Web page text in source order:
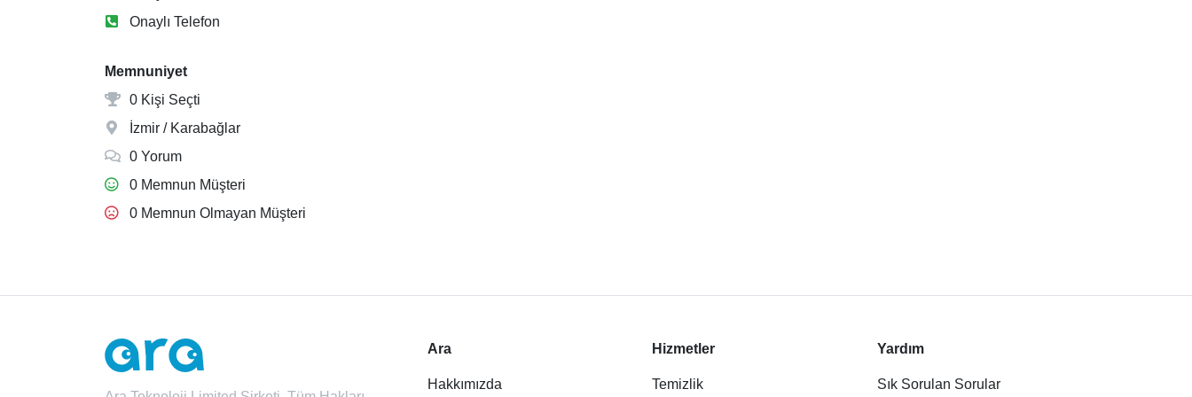
Onaylı Telefon
Memnuniyet
0 Kişi Seçti
İzmir / Karabağlar
0 Yorum
0 Memnun Müşteri
0 Memnun Olmayan Müşteri
Ara
Hakkımızda
Hizmetler
Temizlik
Yardım
Sık Sorulan Sorular